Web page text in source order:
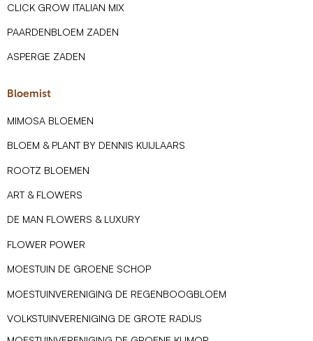
CLICK GROW ITALIAN MIX
PAARDENBLOEM ZADEN
ASPERGE ZADEN
Bloemist
MIMOSA BLOEMEN
BLOEM & PLANT BY DENNIS KUIJLAARS
ROOTZ BLOEMEN
ART & FLOWERS
DE MAN FLOWERS & LUXURY
FLOWER POWER
MOESTUIN DE GROENE SCHOP
MOESTUINVERENIGING DE REGENBOOGBLOEM
VOLKSTUINVERENIGING DE GROTE RADIJS